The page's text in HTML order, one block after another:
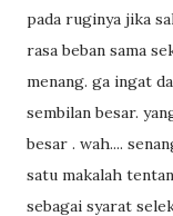
pada ruginya jika
rasa beban sama
menang. ga ingat
sembilan besar.
besar . wah....
satu makalah
sebagai syarat